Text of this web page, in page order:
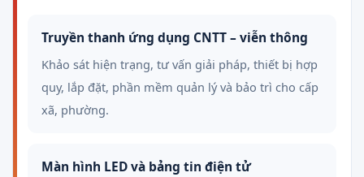
Truyền thanh ứng dụng CNTT – viễn thông
Khảo sát hiện trạng, tư vấn giải pháp, thiết bị hợp
quy, lắp đặt, phần mềm quản lý và bảo trì cho cấp
xã, phường.
Màn hình LED và bảng tin điện tử